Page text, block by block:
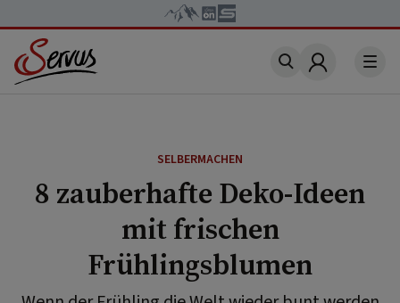
Account
SELBERMACHEN
8 zauberhafte Deko-Ideen
mit frischen
Frühlingsblumen